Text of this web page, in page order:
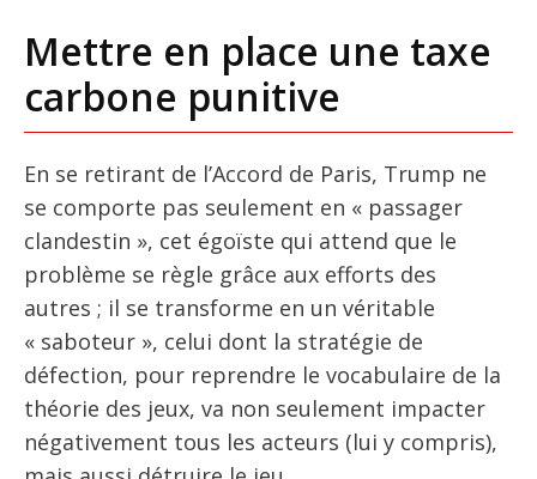
Mettre en place une taxe
carbone punitive
En se retirant de l’Accord de Paris, Trump ne
se comporte pas seulement en « passager
clandestin », cet égoïste qui attend que le
problème se règle grâce aux efforts des
autres ; il se transforme en un véritable
« saboteur », celui dont la stratégie de
défection, pour reprendre le vocabulaire de la
théorie des jeux, va non seulement impacter
négativement tous les acteurs (lui y compris),